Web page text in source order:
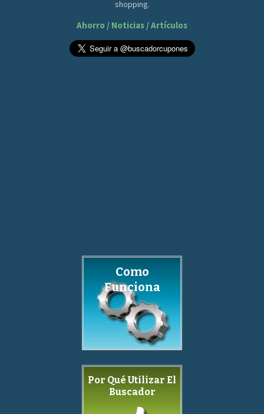
shopping.
Ahorro / Noticias / Artículos
Como
Funciona
Por Qué Utilizar El
Buscador